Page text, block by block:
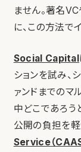
ません。著名
に、この方法で
Social Capital
ションを試み、
ァンドまでのマ
中どこであろう
公開の負担を
Service（CAAS